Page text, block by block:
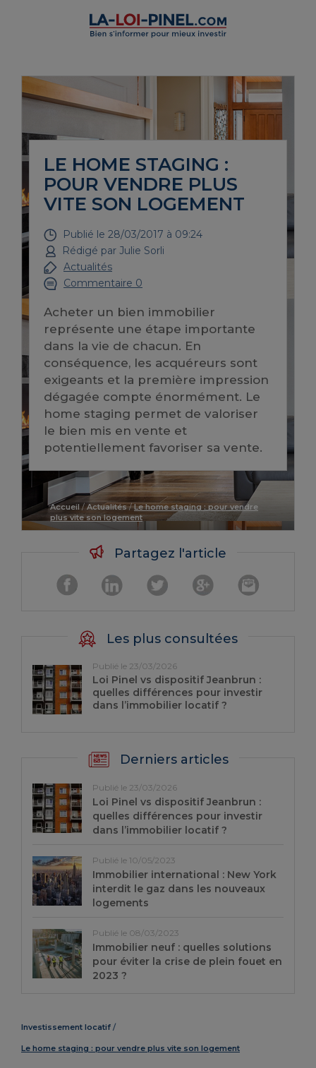
LE HOME STAGING :
POUR VENDRE PLUS
VITE SON LOGEMENT
Publié le 28/03/2017 à 09:24
Rédigé par Julie Sorli
Actualités
Commentaire 0
Acheter un bien immobilier
représente une étape importante
dans la vie de chacun. En
conséquence, les acquéreurs sont
exigeants et la première impression
dégagée compte énormément. Le
home staging permet de valoriser
le bien mis en vente et
potentiellement favoriser sa vente.
Accueil /Actualités/Le home staging : pour vendre
plus vite son logement
Investissement locatif
Le home staging : pour vendre plus vite son logement
Partagez l'article
Les plus consultées
Publié le 23/03/2026
Loi Pinel vs dispositif Jeanbrun :
quelles différences pour investir
dans l’immobilier locatif ?
Derniers articles
Publié le 23/03/2026
Loi Pinel vs dispositif Jeanbrun :
quelles différences pour investir
dans l’immobilier locatif ?
Publié le 10/05/2023
Immobilier international : New York
interdit le gaz dans les nouveaux
logements
Publié le 08/03/2023
Immobilier neuf : quelles solutions
pour éviter la crise de plein fouet en
2023 ?